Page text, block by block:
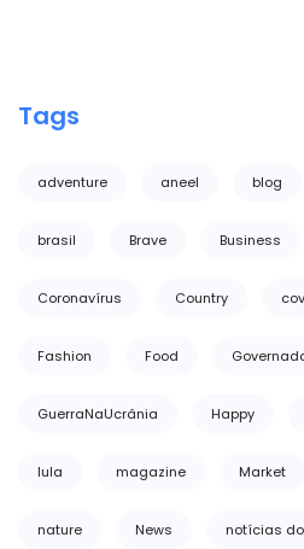
Tags
adventure aneel blog
brasil Brave Business
Coronavírus Country
Fashion Food
GuerraNaUcrânia Happy
lula magazine Market
nature News notícias